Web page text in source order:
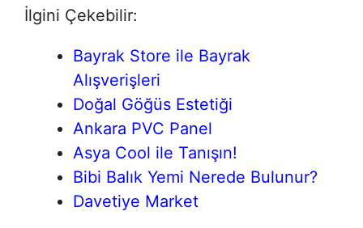
İlgini Çekebilir:
Bayrak Store ile Bayrak
Alışverişleri
Doğal Göğüs Estetiği
Ankara PVC Panel
Asya Cool ile Tanışın!
Bibi Balık Yemi Nerede Bulunur?
Davetiye Market